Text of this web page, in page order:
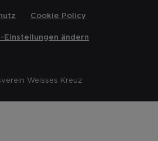
Weisses Kreuz
Cookie Policy
Einstellungen ändern